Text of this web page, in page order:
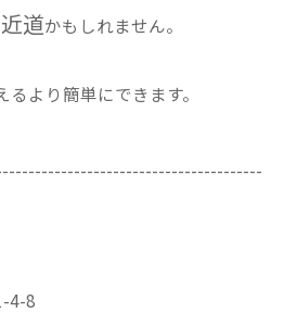
道かもしれません。
より簡単にできます。
4-8